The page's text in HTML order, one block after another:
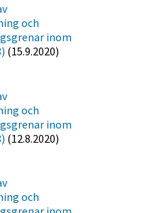
och
inom
(15.9.2020)
och
inom
(12.8.2020)
och